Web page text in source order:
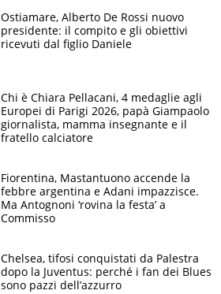
Ostiamare, Alberto De Rossi nuovo
presidente: il compito e gli obiettivi
ricevuti dal figlio Daniele
Chi è Chiara Pellacani, 4 medaglie agli
Europei di Parigi 2026, papà Giampaolo
giornalista, mamma insegnante e il
fratello calciatore
Fiorentina, Mastantuono accende la
febbre argentina e Adani impazzisce.
Ma Antognoni ‘rovina la festa’ a
Commisso
Chelsea, tifosi conquistati da Palestra
dopo la Juventus: perché i fan dei Blues
sono pazzi dell’azzurro